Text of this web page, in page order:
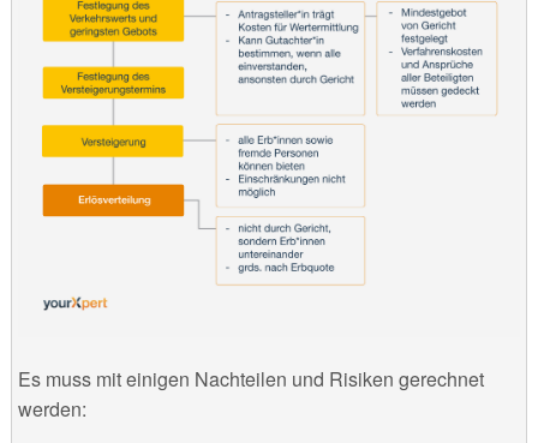
Es muss mit einigen Nachteilen und Risiken gerechnet
werden: